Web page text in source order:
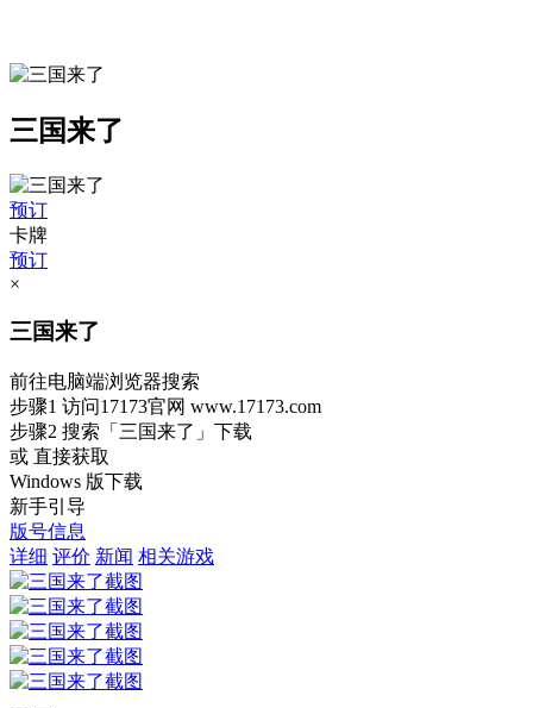
三国来了
预订
卡牌
预订
×
三国来了
前往电脑端浏览器搜索
步骤1 访问17173官网 www.17173.com
步骤2 搜索 「三国来了」 下载
或 直接获取
Windows 版下载
新手引导
版号信息
详细 评价 新闻 相关游戏